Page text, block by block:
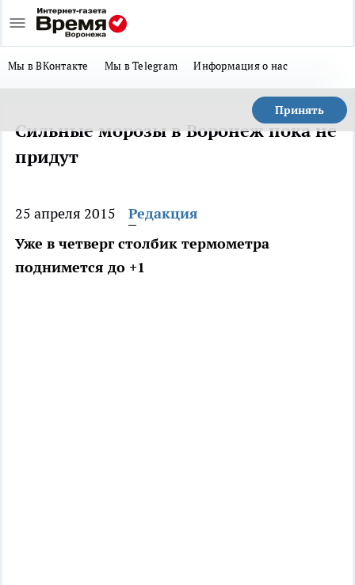
Мы в ВКонтакте Мы в Telegram Информация о нас
Принять
Сильные морозы в Воронеж пока не
придут
25 апреля 2015
Редакция
Уже в четверг столбик термометра
поднимется до +1